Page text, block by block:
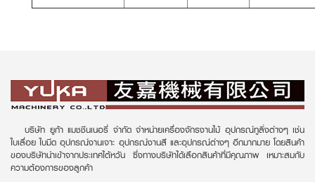
บริษัท ยูก้า แมชชีนเนอรี่ จำกัด จำหน่ายเครื่องจักรงานไม้ อุปกรณ์ทูลิ่งต่างๆ เช่น
ใบเลื่อย ใบมีด อุปกรณ์งานเจาะ อุปกรณ์งานสี และอุปกรณ์ต่างๆ อีกมากมาย โดยสินค้า
ของบริษัทนำเข้าจากประเทศไต้หวัน ซึ่งทางบริษัทได้เลือกสินค้าที่มีคุณภาพ เหมาะสมกับ
ความต้องการของลูกค้า